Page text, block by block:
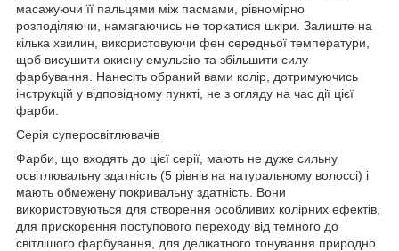
масажуючи її пальцями між пасмами, рівномірно
розподіляючи, намагаючись не торкатися шкіри. Залиште на
кілька хвилин, використовуючи фен середньої температури,
щоб висушити окисну емульсію та збільшити силу
фарбування. Нанесіть обраний вами колір, дотримуючись
інструкцій у відповідному пункті, не з огляду на час дії цієї
фарби.
Серія суперосвітлювачів
Фарби, що входять до цієї серії, мають не дуже сильну
освітлювальну здатність (5 рівнів на натуральному волоссі) і
мають обмежену покривальну здатність. Вони
використовуються для створення особливих колірних ефектів,
для прискорення поступового переходу від темного до
світлішого фарбування, для делікатного тонування природно